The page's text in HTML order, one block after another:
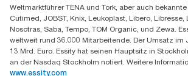
Weltmarktführer TENA und Tork, aber auch
Cutimed, JOBST, Knix, Leukoplast, Libero, Libresse,
Nosotras, Saba, Tempo, TOM Organic, und Zewa.
weltweit rund 36.000 Mitarbeitende. Der Umsatz im
13 Mrd. Euro. Essity hat seinen Hauptsitz in
an der Nasdaq Stockholm notiert. Weitere
www.essity.com